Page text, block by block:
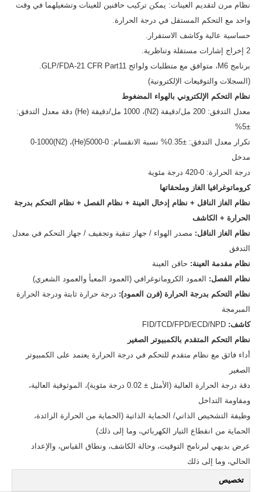
نظام مرن لتقديم العينات: يمكن تركيب حاقنين للعينات وتشغيلهما في وقت
واحد مع التحكم المستقل في درجة الحرارة.
حساسية عالية وكاشف الاستقرار.
2 إخراج إشارات مستقلة وتناظرية.
برنامج M6، متوافق مع متطلبات ولوائح GLP/FDA-21 CFR Part11.
(السجلات والتوقيعات الإلكترونية)
نظام التحكم الإلكتروني بالهواء المضغوط
معدل التدفق: 200 مل/دقيقة (N2)، 1000 مل/دقيقة (He) دقة معدل التدفق:
±5%
تكرار معدل التدفق: ±0.35% نسبة الانقسام: 0-5000(He)، 0-1000(N2)
مدخل
درجة الحرارة: 0-420 درجة مئوية
كروماتوغرافيا الغاز وملحقاتها
نظام الغاز الناقل + نظام إدخال العينة + نظام الفصل + نظام التحكم بدرجة
الحرارة + الكاشف
نظام الغاز الناقل: مصدر الهواء / جهاز تنقية وتجفيف / جهاز التحكم في معدل
التدفق
نظام مقدمة العينة: حاقن العينة
نظام الفصل: العمود الكروماتوغرافي (العمود المعبأ والعمود الشعري)
نظام التحكم بدرجة الحرارة (فرن العمود): درجة حرارة ثابتة ودرجة الحرارة
المبرمجة
كاشف: FID/TCD/FPD/ECD/NPD
نظام التحكم المتقدم بالكمبيوتر الصغير
أداء فائق مع نظام متقدم للتحكم في درجة الحرارة يعتمد على الكمبيوتر
الصغير
دقة درجة الحرارة العالية (الأمثل ± 0.02 درجة مئوية)، الموثوقية العالية،
ومقاومة التداخل
وظيفة التشخيص الذاتي/ الحماية الذاتية (الحماية من الحرارة الزائدة،
الحماية من انقطاع التيار الكهربائي، وما إلى ذلك)
عرض بديهي لبرنامج التوقيت، وحالة الكاشف، ونطاق القياس، والإعداد
الحالي، وما إلى ذلك
تخصيص